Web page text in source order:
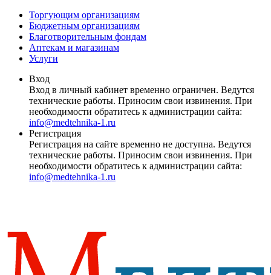
Торгующим организациям
Бюджетным организациям
Благотворительным фондам
Аптекам и магазинам
Услуги
Вход
Вход в личный кабинет временно ограничен. Ведутся
технические работы. Приносим свои извинения. При
необходимости обратитесь к администрации сайта:
info@medtehnika-1.ru
Регистрация
Регистрация на сайте временно не доступна. Ведутся
технические работы. Приносим свои извинения. При
необходимости обратитесь к администрации сайта:
info@medtehnika-1.ru